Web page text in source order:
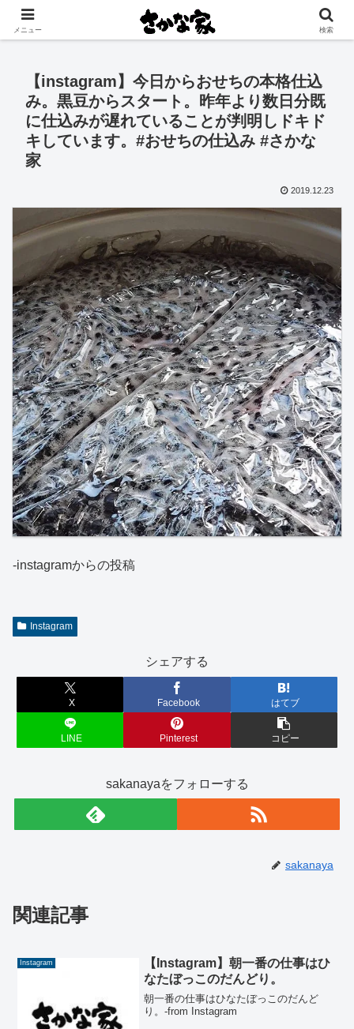
創業大正11年 矢祭町の中心で営む鮮魚店と飲食店
【instagram】今日からおせちの本格仕込
み。黒豆からスタート。昨年より数日分既
に仕込みが遅れていることが判明しドキド
キしています。#おせちの仕込み #さかな
家
2019.12.23
-instagramからの投稿
Instagram
シェアする
X Facebook はてブ
LINE Pinterest コピー
sakanayaをフォローする
sakanaya
関連記事
Instagram
【Instagram】朝一番の仕事はひ
なたぼっこのだんどり。
朝一番の仕事はひなたぼっこのだんど
り。-from Instagram
メニュー 検索